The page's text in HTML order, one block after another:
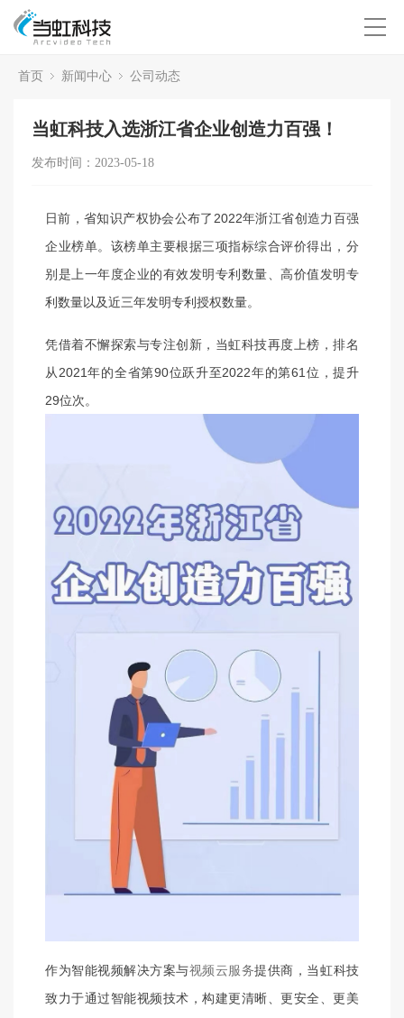
首页 新闻中心 公司动态
当虹科技入选浙江省企业创造力百强！
发布时间：2023-05-18
日前，省知识产权协会公布了2022年浙江省创造力百强
企业榜单。该榜单主要根据三项指标综合评价得出，分
别是上一年度企业的有效发明专利数量、高价值发明专
利数量以及近三年发明专利授权数量。
凭借着不懈探索与专注创新，当虹科技再度上榜，排名
从2021年的全省第90位跃升至2022年的第61位，提升
29位次。
作为智能视频解决方案与视频云服务提供商，当虹科技
致力于通过智能视频技术，构建更清晰、更安全、更美